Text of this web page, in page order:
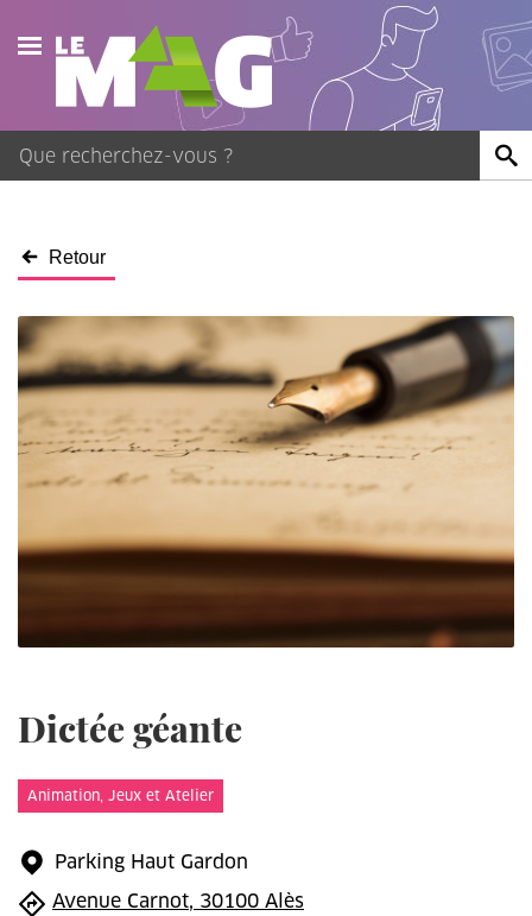
Actualités
Agenda
Contact
Retour
Dictée géante
Animation, Jeux et Atelier
Parking Haut Gardon
Avenue Carnot, 30100 Alès